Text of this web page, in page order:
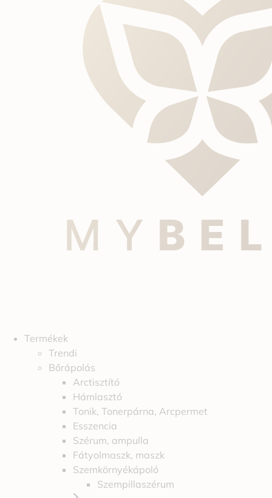
Termékek
Trendi
Bőrápolás
Arctisztító
Hámlasztó
Tonik, Tonerpárna, Arcpermet
Esszencia
Szérum, ampulla
Fátyolmaszk, maszk
Szemkörnyékápoló
Szempillaszérum